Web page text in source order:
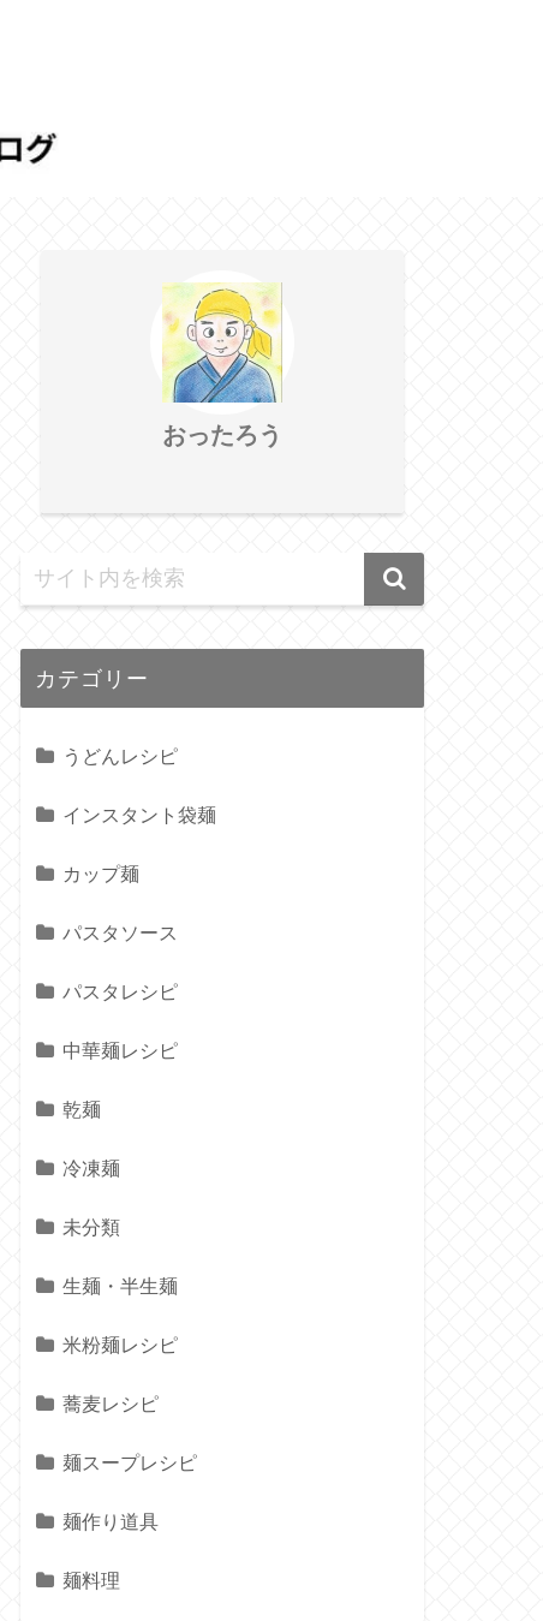
おったろう
カテゴリー
うどんレシピ
インスタント袋麺
カップ麺
パスタソース
パスタレシピ
中華麺レシピ
乾麺
冷凍麺
未分類
生麺・半生麺
米粉麺レシピ
蕎麦レシピ
麺スープレシピ
麺作り道具
麺料理